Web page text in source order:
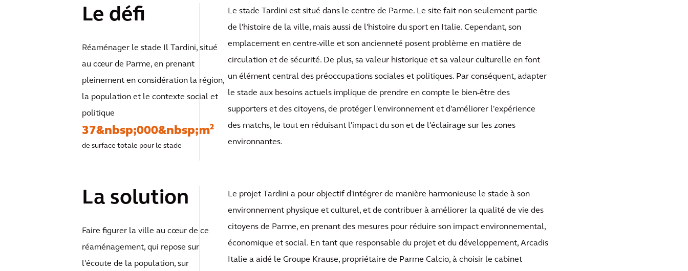
Le défi
Réaménager le stade Il Tardini, situé
au cœur de Parme, en prenant
pleinement en considération la région,
la population et le contexte social et
politique
37&nbsp;000&nbsp;m²
de surface totale pour le stade
Le stade Tardini est situé dans le centre de Parme. Le site fait non seulement partie
de l'histoire de la ville, mais aussi de l'histoire du sport en Italie. Cependant, son
emplacement en centre-ville et son ancienneté posent problème en matière de
circulation et de sécurité. De plus, sa valeur historique et sa valeur culturelle en font
un élément central des préoccupations sociales et politiques. Par conséquent, adapter
le stade aux besoins actuels implique de prendre en compte le bien-être des
supporters et des citoyens, de protéger l'environnement et d'améliorer l'expérience
des matchs, le tout en réduisant l'impact du son et de l'éclairage sur les zones
environnantes.
La solution
Faire figurer la ville au cœur de ce
réaménagement, qui repose sur
l'écoute de la population, sur
Le projet Tardini a pour objectif d'intégrer de manière harmonieuse le stade à son
environnement physique et culturel, et de contribuer à améliorer la qualité de vie des
citoyens de Parme, en prenant des mesures pour réduire son impact environnemental,
économique et social. En tant que responsable du projet et du développement, Arcadis
Italie a aidé le Groupe Krause, propriétaire de Parme Calcio, à choisir le cabinet